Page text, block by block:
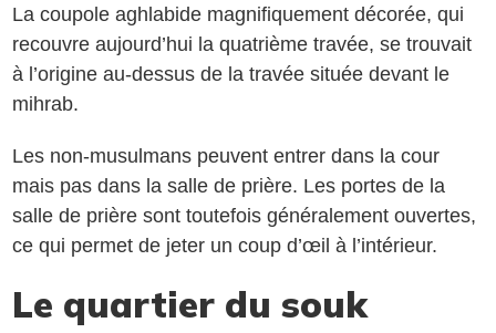
La coupole aghlabide magnifiquement décorée, qui
recouvre aujourd’hui la quatrième travée, se trouvait
à l’origine au-dessus de la travée située devant le
mihrab.
Les non-musulmans peuvent entrer dans la cour
mais pas dans la salle de prière. Les portes de la
salle de prière sont toutefois généralement ouvertes,
ce qui permet de jeter un coup d’œil à l’intérieur.
Le quartier du souk